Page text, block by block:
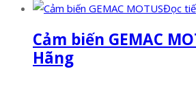
Đọc
Cảm biến GEMAC
Hãng